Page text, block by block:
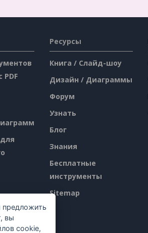
Ресурсы
Книга / Слайд-шоу
Дизайн / Диаграммы
Форум
Узнать
Блог
Знания
Бесплатные
инструменты
Sitemap
вы
cookie,